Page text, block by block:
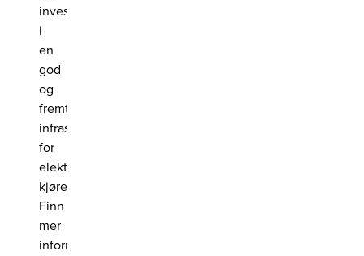
investert
i
en
god
og
fremtidsrettet
infrastruktur
for
elektriske
kjøretøy.
Finn
mer
informasjon